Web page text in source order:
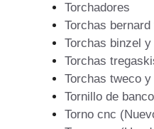
Torchadores
Torchas
Torchas binzel
Torchas
Torchas tweco
Tornillo de banco
Torno cnc